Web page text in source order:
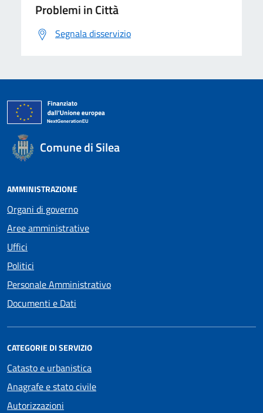
Problemi in Città
Segnala disservizio
Comune di Silea
AMMINISTRAZIONE
Organi di governo
Aree amministrative
Uffici
Politici
Personale Amministrativo
Documenti e Dati
CATEGORIE DI SERVIZIO
Catasto e urbanistica
Anagrafe e stato civile
Autorizzazioni